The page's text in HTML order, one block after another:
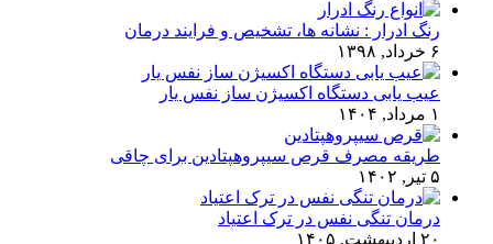
رنگ ادرار : نشانه ها، تشخیص و فرایند درمان
۶ خرداد, ۱۳۹۸
عیب یابی دستگاه اکسیژن ساز نفس یار
۱ مرداد, ۱۴۰۴
طریقه مصرف قرص سیپروهپتادین برای چاقی
۵ تیر, ۱۴۰۲
درمان تنگی نفس در ترک اعتیاد
۲۰ اردیبهشت, ۱۴۰۵